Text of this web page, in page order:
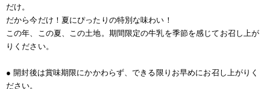
だけ。
だから今だけ！夏にぴったりの特別な味わい！
この年、この夏、この土地。期間限定の牛乳を季節を感じてお召し上が
りください。
● 開封後は賞味期限にかかわらず、できる限りお早めにお召し上がりく
ださい。